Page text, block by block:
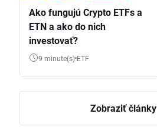
Ako fungujú Crypto ETFs a
ETN a ako do nich
investovať?
9 minute(s) ETF
Zobraziť články